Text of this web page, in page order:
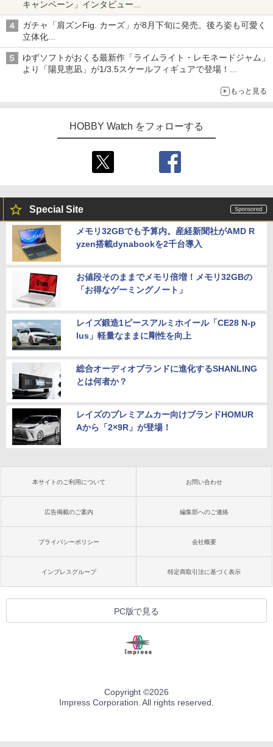
キャンペーン」インタビュー
子どもが楽しめるかっぱ寿司ならではの体験とコラボの楽しさを
追求
ガチャ「肩ズンFig. カーズ」が8月下旬に発売。後ろ姿も可愛く
立体化
ライトニング・マックィーンやメーターなど4種がラインナップ
ゆずソフトがおくる最新作「ライムライト・レモネードジャム」
より「陽見恵凪」が1/3.5スケールフィギュアで登場！
もっと見る
HOBBY Watch をフォローする
Special Site
メモリ32GBでも予算内。産経新聞社がAMD R
yzen搭載dynabookを2千台導入
お値段そのままでメモリ倍増！メモリ32GBの
「お得なゲーミングノート」
レイズ鍛造1ピースアルミホイール「CE28 N-p
lus」軽量なままに剛性を向上
総合オーディオブランドに進化するSHANLING
とは何者か？
レイズのプレミアムカー向けブランドHOMUR
Aから「2×9R」が登場！
本サイトのご利用について お問い合わせ
広告掲載のご案内 編集部へのご連絡
プライバシーポリシー 会社概要
インプレスグループ 特定商取引法に基づく表示
PC版で見る
Copyright ©2026
Impress Corporation. All rights reserved.